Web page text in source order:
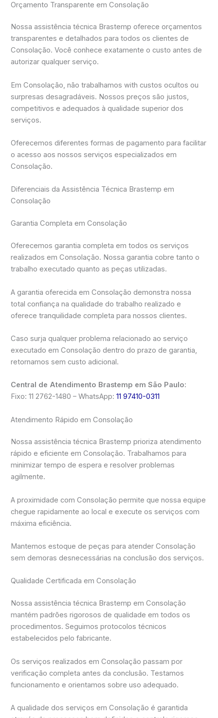
Orçamento Transparente em Consolação
Nossa assistência técnica Brastemp oferece orçamentos
transparentes e detalhados para todos os clientes de
Consolação. Você conhece exatamente o custo antes de
autorizar qualquer serviço.
Em Consolação, não trabalhamos with custos ocultos ou
surpresas desagradáveis. Nossos preços são justos,
competitivos e adequados à qualidade superior dos
serviços.
Oferecemos diferentes formas de pagamento para facilitar
o acesso aos nossos serviços especializados em
Consolação.
Diferenciais da Assistência Técnica Brastemp em
Consolação
Garantia Completa em Consolação
Oferecemos garantia completa em todos os serviços
realizados em Consolação. Nossa garantia cobre tanto o
trabalho executado quanto as peças utilizadas.
A garantia oferecida em Consolação demonstra nossa
total confiança na qualidade do trabalho realizado e
oferece tranquilidade completa para nossos clientes.
Caso surja qualquer problema relacionado ao serviço
executado em Consolação dentro do prazo de garantia,
retornamos sem custo adicional.
Central de Atendimento Brastemp em São Paulo:
Fixo: 11 2762-1480 – WhatsApp:11 97410-0311
Atendimento Rápido em Consolação
Nossa assistência técnica Brastemp prioriza atendimento
rápido e eficiente em Consolação. Trabalhamos para
minimizar tempo de espera e resolver problemas
agilmente.
A proximidade com Consolação permite que nossa equipe
chegue rapidamente ao local e execute os serviços com
máxima eficiência.
Mantemos estoque de peças para atender Consolação
sem demoras desnecessárias na conclusão dos serviços.
Qualidade Certificada em Consolação
Nossa assistência técnica Brastemp em Consolação
mantém padrões rigorosos de qualidade em todos os
procedimentos. Seguimos protocolos técnicos
estabelecidos pelo fabricante.
Os serviços realizados em Consolação passam por
verificação completa antes da conclusão. Testamos
funcionamento e orientamos sobre uso adequado.
A qualidade dos serviços em Consolação é garantida